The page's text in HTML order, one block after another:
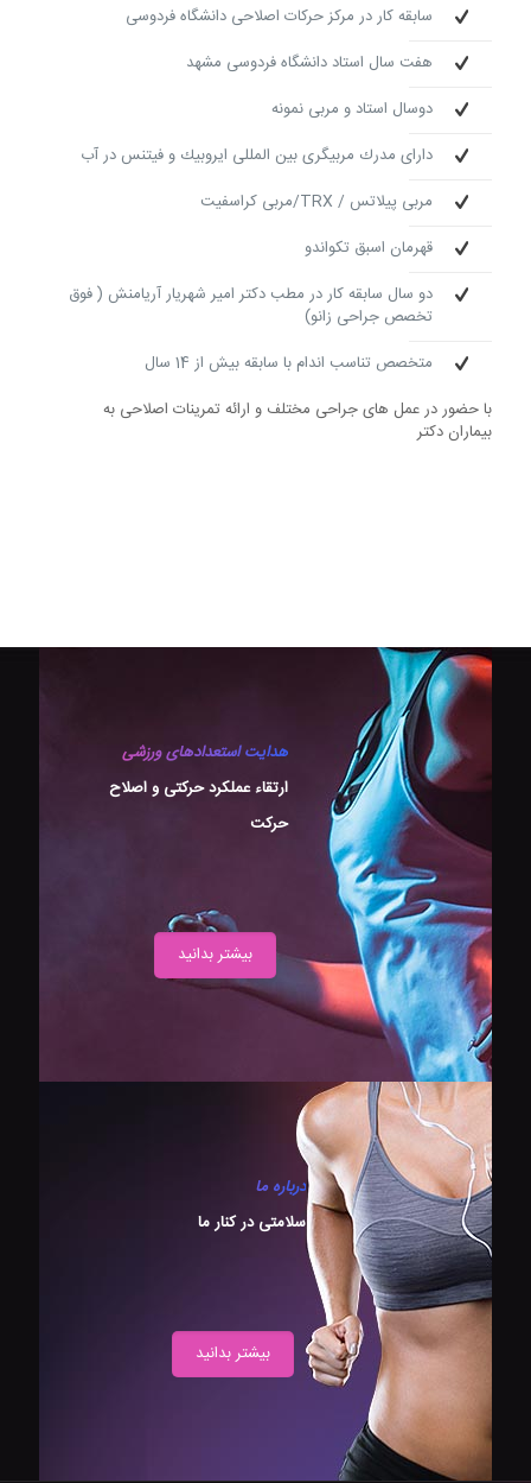
سابقه كار در مركز حركات اصلاحی دانشگاه فردوسی
هفت سال استاد دانشگاه فردوسی مشهد
دوسال استاد و مربی نمونه
دارای مدرك مربیگری بین المللی ایروبیك و فیتنس در آب
مربی پیلاتس / TRX/مربی كراسفیت
قهرمان اسبق تكواندو
دو سال سابقه كار در مطب دكتر امیر شهریار آریامنش ( فوق
تخصص جراحی زانو)
متخصص تناسب اندام با سابقه بیش از 14 سال
با حضور در عمل های جراحی مختلف و ارائه تمرینات اصلاحی به
بیماران دكتر
هدایت استعدادهای ورزشی
ارتقاء عملکرد حرکتی و اصلاح
حرکت
بیشتر بدانید
درباره ما
سلامتی در کنار ما
بیشتر بدانید